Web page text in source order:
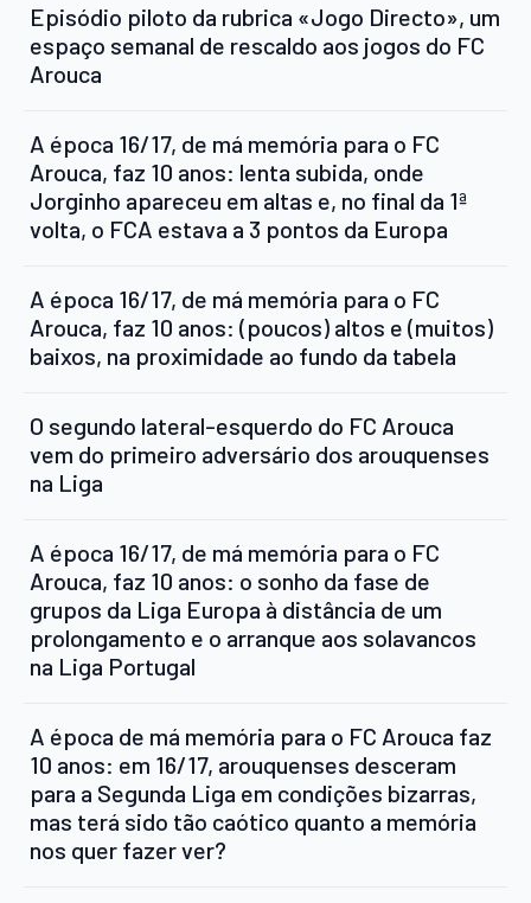
Episódio piloto da rubrica «Jogo Directo», um
espaço semanal de rescaldo aos jogos do FC
Arouca
A época 16/17, de má memória para o FC
Arouca, faz 10 anos: lenta subida, onde
Jorginho apareceu em altas e, no final da 1ª
volta, o FCA estava a 3 pontos da Europa
A época 16/17, de má memória para o FC
Arouca, faz 10 anos: (poucos) altos e (muitos)
baixos, na proximidade ao fundo da tabela
O segundo lateral-esquerdo do FC Arouca
vem do primeiro adversário dos arouquenses
na Liga
A época 16/17, de má memória para o FC
Arouca, faz 10 anos: o sonho da fase de
grupos da Liga Europa à distância de um
prolongamento e o arranque aos solavancos
na Liga Portugal
A época de má memória para o FC Arouca faz
10 anos: em 16/17, arouquenses desceram
para a Segunda Liga em condições bizarras,
mas terá sido tão caótico quanto a memória
nos quer fazer ver?